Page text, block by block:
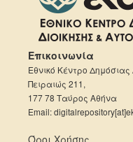
Επικοινωνία
Εθνικό Κέντρο Δημόσιας
Πειραιώς 211,
177 78 Ταύρος Αθήνα
Email:
Όροι Χρήσης